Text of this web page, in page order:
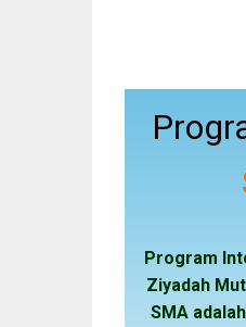
Program
Ziyadah
SMA